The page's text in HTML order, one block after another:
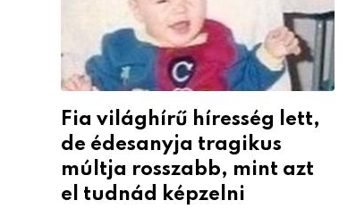
Fia világhírű híresség lett,
de édesanyja tragikus
múltja rosszabb, mint azt
el tudnád képzelni